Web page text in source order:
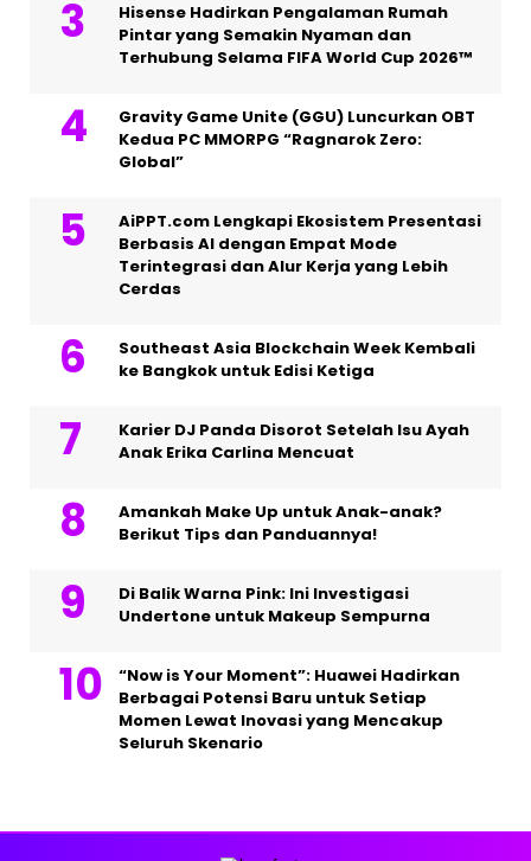
Hisense Hadirkan Pengalaman Rumah
Pintar yang Semakin Nyaman dan
Terhubung Selama FIFA World Cup 2026™
Gravity Game Unite (GGU) Luncurkan OBT
Kedua PC MMORPG “Ragnarok Zero:
Global”
AiPPT.com Lengkapi Ekosistem Presentasi
Berbasis AI dengan Empat Mode
Terintegrasi dan Alur Kerja yang Lebih
Cerdas
Southeast Asia Blockchain Week Kembali
ke Bangkok untuk Edisi Ketiga
Karier DJ Panda Disorot Setelah Isu Ayah
Anak Erika Carlina Mencuat
Amankah Make Up untuk Anak-anak?
Berikut Tips dan Panduannya!
Di Balik Warna Pink: Ini Investigasi
Undertone untuk Makeup Sempurna
“Now is Your Moment”: Huawei Hadirkan
Berbagai Potensi Baru untuk Setiap
Momen Lewat Inovasi yang Mencakup
Seluruh Skenario